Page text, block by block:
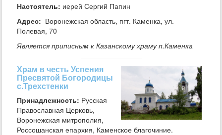
Настоятель: иерей Сергий Папин
Адрес: Воронежская область, пгт. Каменка, ул.
Полевая, 70
Является приписным к Казанскому храму п.Каменка
Храм в честь Успения
Пресвятой Богородицы
с.Трехстенки
Принадлежность: Русская
Православная Церковь,
Воронежская митрополия,
Россошанская епархия, Каменское благочиние.